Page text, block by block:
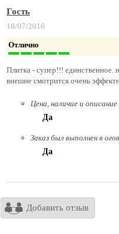
Гость
18/07/2016
Отлично
Плитка - супер!!! единственное.
внешне смотрится очень
Цена, наличие и
Да
Заказ был выполнен в
Да
Добавить отзыв